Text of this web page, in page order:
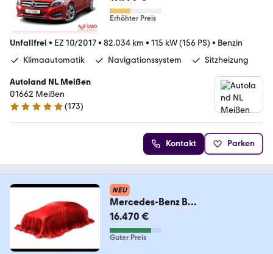
Erhöhter Preis
Unfallfrei • EZ 10/2017• 82.034 km • 115 kW (156 PS) • Benzin
Klimaautomatik
Navigationssystem Sitzheizung
Autoland NL Meißen
01662 Meißen
4.8 Sterne
(173)
Kontakt Parken
NEU
Mercedes-Benz B
200*Klima*AHK*NAVI*LED*Temp
omat*Automatik*PDC*
16.470 €
Guter Preis